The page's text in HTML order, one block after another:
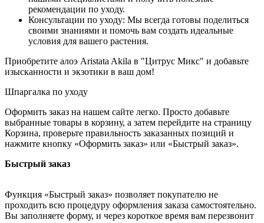
рекомендации по уходу.
Консультации по уходу: Мы всегда готовы поделиться
своими знаниями и помочь вам создать идеальные
условия для вашего растения.
Приобретите алоэ Aristata Akila в "Цитрус Микс" и добавьте
изысканности и экзотики в ваш дом!
Шпаргалка по уходу
Оформить заказ на нашем сайте легко. Просто добавьте
выбранные товары в корзину, а затем перейдите на страницу
Корзина, проверьте правильность заказанных позиций и
нажмите кнопку «Оформить заказ» или «Быстрый заказ».
Быстрый заказ
Функция «Быстрый заказ» позволяет покупателю не
проходить всю процедуру оформления заказа самостоятельно.
Вы заполняете форму, и через короткое время вам перезвонит